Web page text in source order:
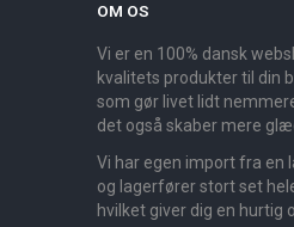
OM OS
Vi er en 100% dansk
kvalitets produkter til din
som gør livet lidt
det også skaber mere
Vi har egen import fra en
og lagerfører stort set
hvilket giver dig en hurtig